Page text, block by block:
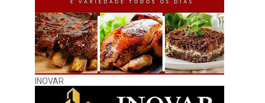
INOVAR